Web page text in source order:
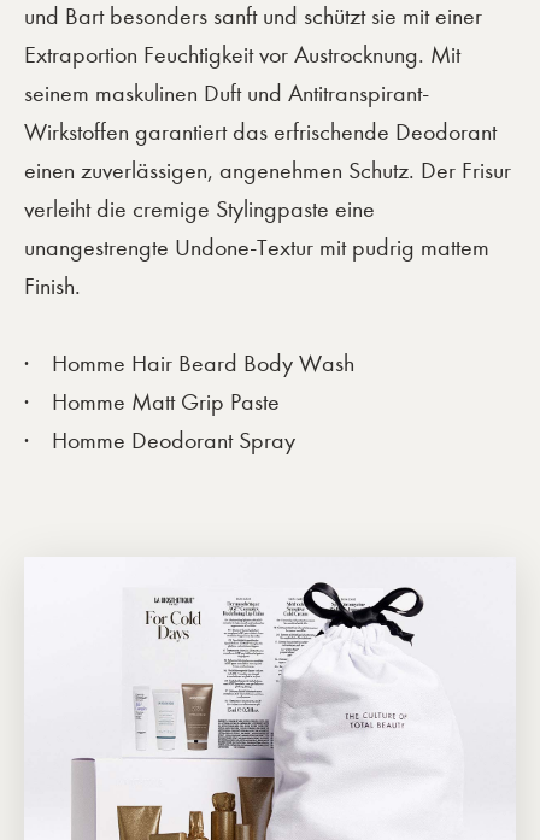
und Bart besonders sanft und schützt sie mit einer
Extraportion Feuchtigkeit vor Austrocknung. Mit
seinem maskulinen Duft und Antitranspirant-
Wirkstoffen garantiert das erfrischende Deodorant
einen zuverlässigen, angenehmen Schutz. Der Frisur
verleiht die cremige Stylingpaste eine
unangestrengte Undone-Textur mit pudrig mattem
Finish.
Homme Hair Beard Body Wash
Homme Matt Grip Paste
Homme Deodorant Spray